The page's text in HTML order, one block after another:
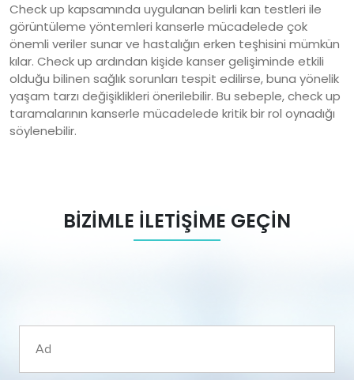
Check up kapsamında uygulanan belirli kan testleri ile
görüntüleme yöntemleri kanserle mücadelede çok
önemli veriler sunar ve hastalığın erken teşhisini mümkün
kılar. Check up ardından kişide kanser gelişiminde etkili
olduğu bilinen sağlık sorunları tespit edilirse, buna yönelik
yaşam tarzı değişiklikleri önerilebilir. Bu sebeple, check up
taramalarının kanserle mücadelede kritik bir rol oynadığı
söylenebilir.
BİZİMLE İLETİŞİME GEÇİN